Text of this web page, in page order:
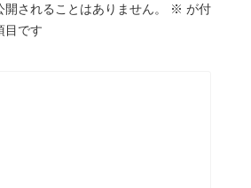
されることはありません。 ※ が付
目です